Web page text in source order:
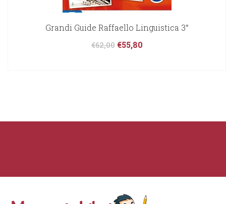
Grandi Guide Raffaello Linguistica 3°
€62,00 €55,80